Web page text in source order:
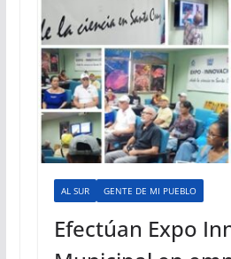
AL SUR GENTE DE MI PUEBLO
Efectúan Expo